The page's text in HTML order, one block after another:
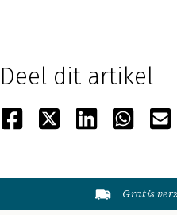
Deel dit artikel
Gratis